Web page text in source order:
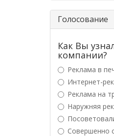
Голосование
Как Вы
компании?
Реклама в
Интернет-
Реклама на
Наружняя
Совершенно